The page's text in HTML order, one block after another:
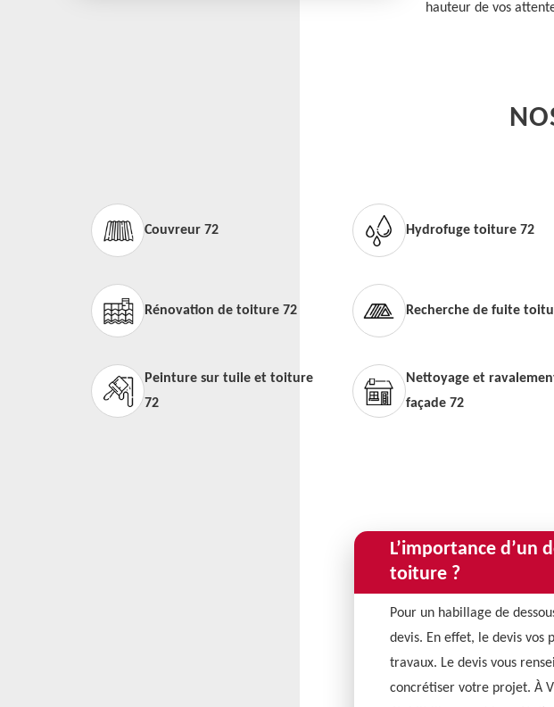
hauteur de vos
Couvreur 72 Hydrofuge toiture 72
Rénovation de toiture 72 Recherche de fuite
Peinture sur tuile et toiture
72
Nettoyage et
façade 72
L’importance d’un
toiture ?
Pour un habillage de
devis. En effet, le devis vos
travaux. Le devis vous
concrétiser votre projet. À